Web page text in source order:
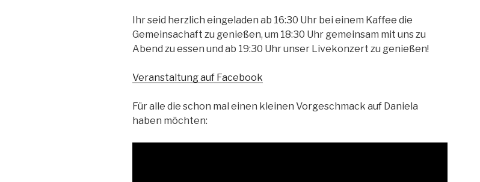
Ihr seid herzlich eingeladen ab 16:30 Uhr bei einem Kaffee die
Gemeinsachaft zu genießen, um 18:30 Uhr gemeinsam mit uns zu
Abend zu essen und ab 19:30 Uhr unser Livekonzert zu genießen!
Veranstaltung auf Facebook
Für alle die schon mal einen kleinen Vorgeschmack auf Daniela
haben möchten: